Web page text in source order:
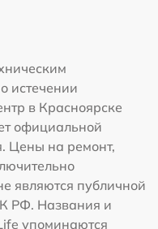
истечении
в Красноярске
официальной
Цены на ремонт,
являются публичной
РФ. Названия и
упоминаются